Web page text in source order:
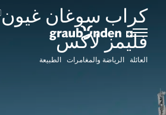
كراب سوغان غيون
فليمز لاكس
العائلة الرياضة والمغامرات الطبيعة